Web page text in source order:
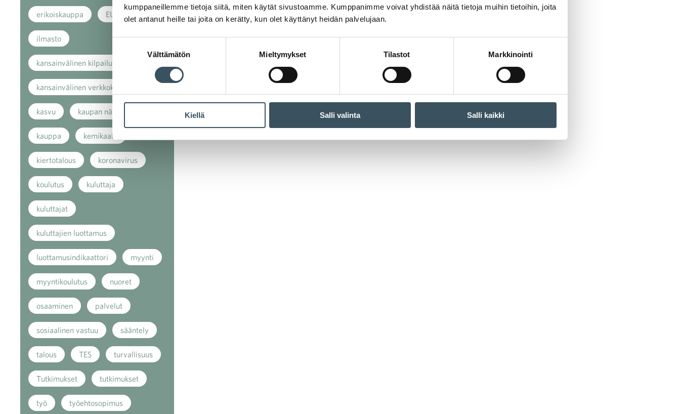
kumppaneillemme tietoja siitä, miten käytät sivustoamme. Kumppanimme voivat yhdistää näitä tietoja muihin tietoihin, joita
olet antanut heille tai joita on kerätty, kun olet käyttänyt heidän palvelujaan.
valinta
Välttämätön Mieltymykset Tilastot Markkinointi
Kiellä Salli valinta Salli kaikki
erikoiskauppa EU
ilmasto
kansainvälinen kilpailu
kansainvälinen verkkokauppa
kasvu kaupan näkymät
kauppa kemikaalit
kiertotalous koronavirus
koulutus kuluttaja
kuluttajat
kuluttajien luottamus
luottamusindikaattori myynti
myyntikoulutus nuoret
osaaminen palvelut
sosiaalinen vastuu sääntely
talous TES turvallisuus
Tutkimukset tutkimukset
työ työehtosopimus